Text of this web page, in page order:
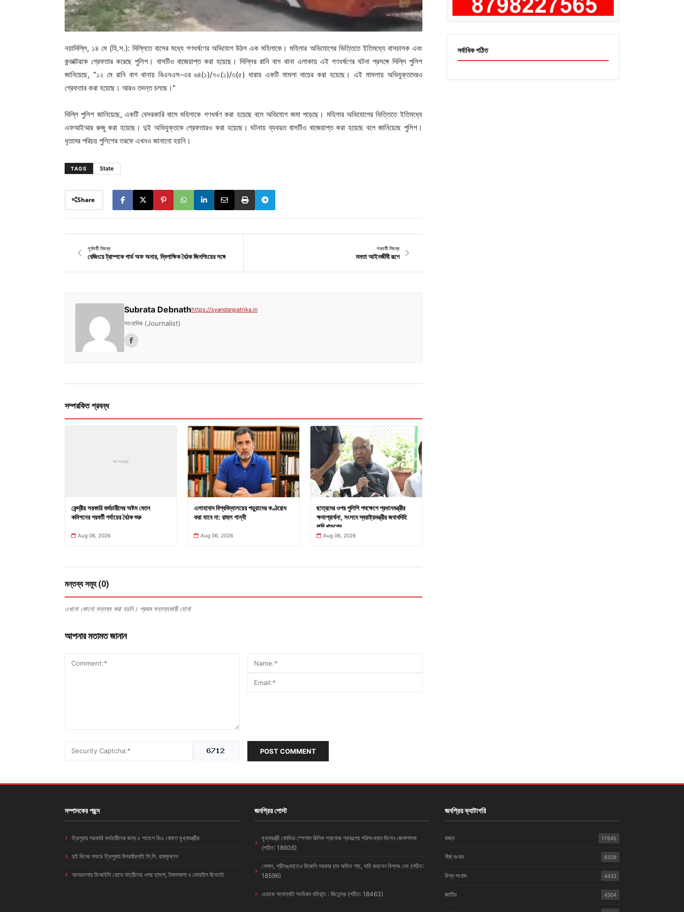
নয়াদিল্লি, ১৪ মে (হি.স.): দিল্লিতে বাসের মধ্যে গণধর্ষণের অভিযোগ উঠল এক মহিলাকে। মহিলার অভিযোগের ভিত্তিতে ইতিমধ্যে বাসচালক এবং
কন্ডাক্টরকে গ্রেফতার করেছে পুলিশ। বাসটিও বাজেয়াপ্ত করা হয়েছে। দিল্লির রানি বাগ থানা এলাকায় এই গণধর্ষণের ঘটনা প্রসঙ্গে দিল্লি পুলিশ
জানিয়েছে, "১২ মে রানি বাগ থানায় বিএনএস-এর ৬৪(১)/৭০(১)/৩(৫) ধারায় একটি মামলা দায়ের করা হয়েছে। এই মামলায় অভিযুক্তদেরও
গ্রেফতার করা হয়েছে। আরও তদন্ত চলছে।"
দিল্লি পুলিশ জানিয়েছে, একটি বেসরকারি বাসে মহিলাকে গণধর্ষণ করা হয়েছে বলে অভিযোগ জমা পড়েছে। মহিলার অভিযোগের ভিত্তিতে ইতিমধ্যে
এফআইআর রুজু করা হয়েছে। দুই অভিযুক্তকে গ্রেফতারও করা হয়েছে। ঘটনায় ব্যবহৃত বাসটিও বাজেয়াপ্ত করা হয়েছে বলে জানিয়েছে পুলিশ।
ধৃতদের পরিচয় পুলিশের তরফে এখনও জানানো হয়নি।
TAGS State
Share
পূর্ববর্তী নিবন্ধ
বেজিংয়ে ট্রাম্পকে গার্ড অফ অনার, দ্বিপাক্ষিক বৈঠক জিনপিংয়ের সঙ্গে
পরবর্তী নিবন্ধ
মমতা আইনজীবী রূপে
Subrata Debnathhttps://syandanpatrika.in
সাংবাদিক (Journalist)
সম্পরকিত প্রবন্ধ
কেন্দ্রীয় সরকারি কর্মচারীদের অষ্টম বেতন
কমিশনের পরবর্তী পর্যায়ের বৈঠক শুরু
Aug 06, 2026
এলাহাবাদ বিশ্ববিদ্যালয়ের পড়ুয়াদের কণ্ঠরোধ
করা যাবে না: রাহুল গান্ধী
Aug 06, 2026
ছাত্রদের ওপর পুলিশি পদক্ষেপে প্রধানমন্ত্রীর
ক্ষমাপ্রার্থনা, সংসদে স্বরাষ্ট্রমন্ত্রীর জবাবদিহি
দাবি খাড়গের
Aug 06, 2026
মন্তব্য সমূহ (0)
এখনো কোনো মন্তব্য করা হয়নি। প্রথম মন্তব্যকারী হোন!
আপনার মতামত জানান
POST COMMENT
সর্বাধিক পঠিত
সম্পাদকের পছন্দ
ত্রিপুরার সরকারি কর্মচারীদের জন্য ৫ শতাংশ ডিএ ঘোষণা মুখ্যমন্ত্রীর
দুই দিনের সফরে ত্রিপুরায় উপরাষ্ট্রপতি সি.পি. রাধাকৃষ্ণন
আগরতলায় ভিআইপি রোডে যাত্রীদের ওপর হামলা, টাকাপয়সা ও মোবাইল ছিনতাই
জনপ্রিয় পোস্ট
মুখ্যমন্ত্রী কোভিড স্পেশাল রিলিফ প্যাকেজ প্রকল্পের পরিসংখ্যান দিলেন জেলাশাসক
(পঠিত: 18606)
নেপাল, শ্রীলঙ্কাতেও বিজেপি সরকার চান অমিত শাহ, দাবি করলেন বিপ্লব দেব (পঠিত:
18596)
এডহক পদোন্নতি সংবিধান বহির্ভূত : জিতেন্দ্র (পঠিত: 18463)
জনপ্রিয় ক্যাটাগরি
রাজ্য 17945
শীর্ষ সংবাদ 8328
বিশ্ব সংবাদ 4433
জাতীয় 4304